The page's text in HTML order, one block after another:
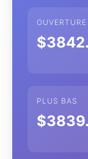
OUVERTURE
PLUS BAS